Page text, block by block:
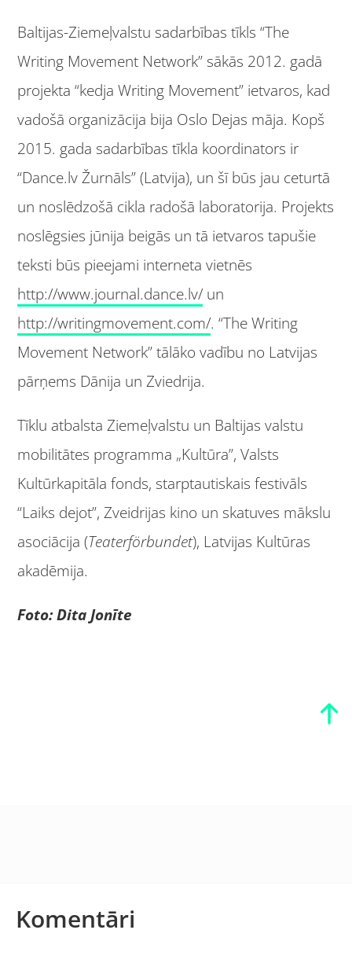
Baltijas-Ziemeļvalstu sadarbības tīkls “The
Writing Movement Network” sākās 2012. gadā
projekta “kedja Writing Movement” ietvaros, kad
vadošā organizācija bija Oslo Dejas māja. Kopš
2015. gada sadarbības tīkla koordinators ir
“Dance.lv Žurnāls” (Latvija), un šī būs jau ceturtā
un noslēdzošā cikla radošā laboratorija. Projekts
noslēgsies jūnija beigās un tā ietvaros tapušie
teksti būs pieejami interneta vietnēs
http://www.journal.dance.lv/ un
http://writingmovement.com/. “The Writing
Movement Network” tālāko vadību no Latvijas
pārņems Dānija un Zviedrija.
Tīklu atbalsta Ziemeļvalstu un Baltijas valstu
mobilitātes programma „Kultūra”, Valsts
Kultūrkapitāla fonds, starptautiskais festivāls
“Laiks dejot”, Zveidrijas kino un skatuves mākslu
asociācija (Teaterförbundet), Latvijas Kultūras
akadēmija.
Foto: Dita Jonīte
Komentāri